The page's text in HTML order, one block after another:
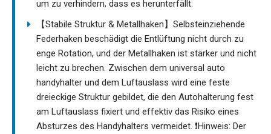
um zu verhindern, dass es herunterfällt.
【Stabile Struktur & Metallhaken】Selbsteinziehende
Federhaken beschädigt die Entlüftung nicht durch zu
enge Rotation, und der Metallhaken ist stärker und nicht
leicht zu brechen. Zwischen dem universal auto
handyhalter und dem Luftauslass wird eine feste
dreieckige Struktur gebildet, die den Autohalterung fest
am Luftauslass fixiert und effektiv das Risiko eines
Absturzes des Handyhalters vermeidet. ❗️Hinweis: Der